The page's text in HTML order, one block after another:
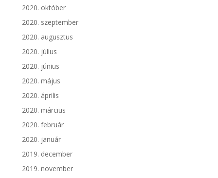
2020. október
2020. szeptember
2020. augusztus
2020. július
2020. június
2020. május
2020. április
2020. március
2020. február
2020. január
2019. december
2019. november